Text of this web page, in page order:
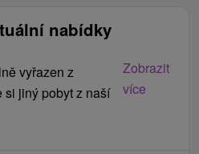
nabídky
vyřazen z
si jiný pobyt z naší
Zobrazit
více